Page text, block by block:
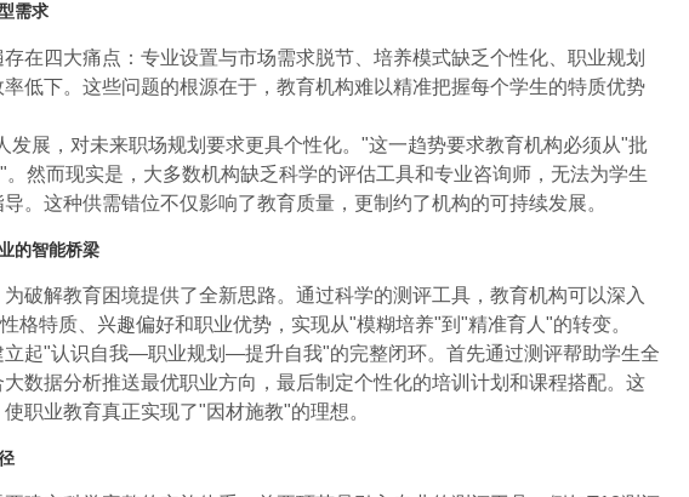
需求
在四大痛点：专业设置与市场需求脱节、培养模式缺乏个性化、职业规划
低下。这些问题的根源在于，教育机构难以精准把握每个学生的特质优势
发展，对未来职场规划要求更具个性化。"这一趋势要求教育机构必须从"批
然而现实是，大多数机构缺乏科学的评估工具和专业咨询师，无法为学生
。这种供需错位不仅影响了教育质量，更制约了机构的可持续发展。
的智能桥梁
为破解教育困境提供了全新思路。通过科学的测评工具，教育机构可以深入
格特质、兴趣偏好和职业优势，实现从"模糊培养"到"精准育人"的转变。
立起"认识自我—职业规划—提升自我"的完整闭环。首先通过测评帮助学生全
数据分析推送最优职业方向，最后制定个性化的培训计划和课程搭配。这
职业教育真正实现了"因材施教"的理想。